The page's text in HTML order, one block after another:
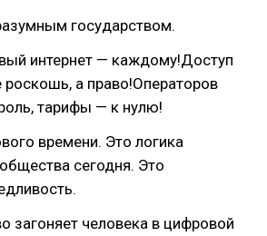
государством.
интернет — каждому!Доступ
роскошь, а право!Операторов
тарифы — к нулю!
времени. Это логика
сегодня. Это
загоняет человека в цифровой